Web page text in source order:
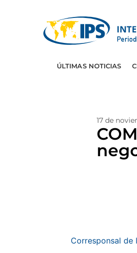
ÚLTIMAS NOTICIAS
17 de
Corresponsal de